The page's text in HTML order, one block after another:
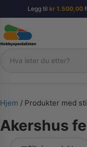
Legg til kr1.500,00
Søk
Hjem / Produkter med
Akershus